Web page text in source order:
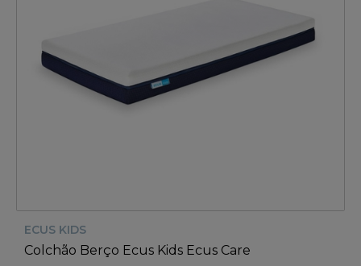
ECUS KIDS
Colchão Berço Ecus Kids Ecus Care